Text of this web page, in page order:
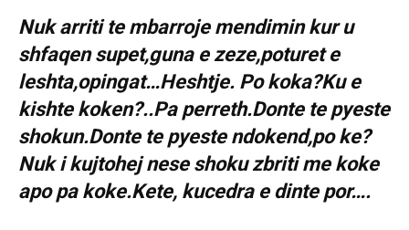
Nuk arriti te mbarroje mendimin kur u
shfaqen supet,guna e zeze,poturet e
leshta,opingat…Heshtje. Po koka?Ku e
kishte koken?..Pa perreth.Donte te pyeste
shokun.Donte te pyeste ndokend,po ke?
Nuk i kujtohej nese shoku zbriti me koke
apo pa koke.Kete, kucedra e dinte por….